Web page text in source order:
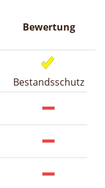
Bewertung
Bestandsschutz